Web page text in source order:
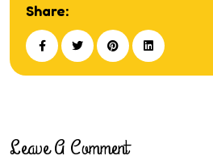
Share:
Leave A Comment